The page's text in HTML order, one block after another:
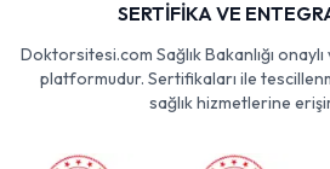
SERTİFİKA VE
Doktorsitesi.com Sağlık Bakanlığı
platformudur. Sertifikaları ile
sağlık hizmetlerine